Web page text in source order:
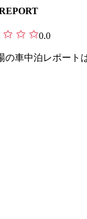
0.0
車中泊レポート